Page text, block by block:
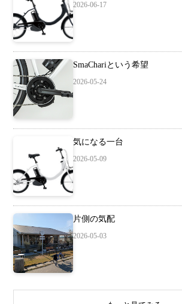
2026-06-17
SmaChariという希望
2026-05-24
気になる一台
2026-05-09
片側の気配
2026-05-03